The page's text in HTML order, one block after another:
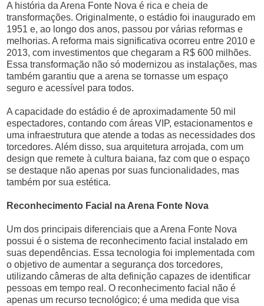
A história da Arena Fonte Nova é rica e cheia de
transformações. Originalmente, o estádio foi inaugurado em
1951 e, ao longo dos anos, passou por várias reformas e
melhorias. A reforma mais significativa ocorreu entre 2010 e
2013, com investimentos que chegaram a R$ 600 milhões.
Essa transformação não só modernizou as instalações, mas
também garantiu que a arena se tornasse um espaço
seguro e acessível para todos.
A capacidade do estádio é de aproximadamente 50 mil
espectadores, contando com áreas VIP, estacionamentos e
uma infraestrutura que atende a todas as necessidades dos
torcedores. Além disso, sua arquitetura arrojada, com um
design que remete à cultura baiana, faz com que o espaço
se destaque não apenas por suas funcionalidades, mas
também por sua estética.
Reconhecimento Facial na Arena Fonte Nova
Um dos principais diferenciais que a Arena Fonte Nova
possui é o sistema de reconhecimento facial instalado em
suas dependências. Essa tecnologia foi implementada com
o objetivo de aumentar a segurança dos torcedores,
utilizando câmeras de alta definição capazes de identificar
pessoas em tempo real. O reconhecimento facial não é
apenas um recurso tecnológico; é uma medida que visa